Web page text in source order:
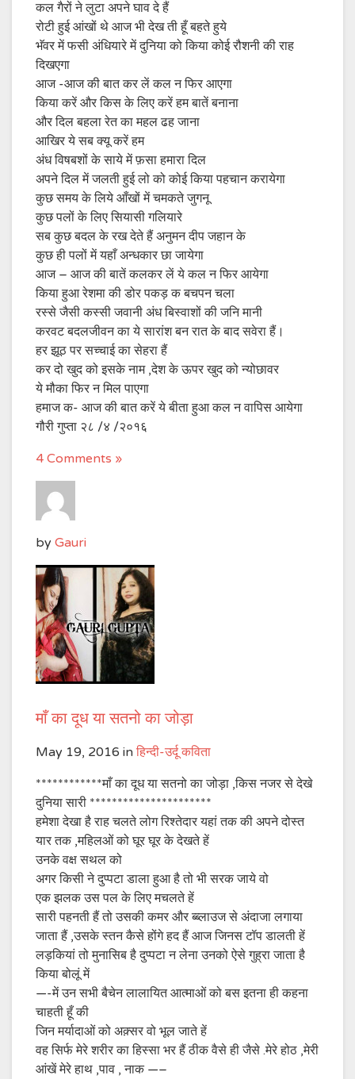
कल गैरों ने लुटा अपने घाव दे हैं
रोटी हुई आंखों थे आज भी देख ती हूँ बहते हुये
भॅवर में फसी अंधियारे में दुनिया को किया कोई रौशनी की राह
दिखएगा
आज -आज की बात कर लें कल न फिर आएगा
किया करें और किस के लिए करें हम बातें बनाना
और दिल बहला रेत का महल ढह जाना
आखिर ये सब क्यू करें हम
अंध विषबशों के साये में फ़सा हमारा दिल
अपने दिल में जलती हुई लो को कोई किया पहचान करायेगा
कुछ समय के लिये आँखों में चमकते जुगनू
कुछ पलों के लिए सियासी गलियारे
सब कुछ बदल के रख देते हैं अनुमन दीप जहान के
कुछ ही पलों में यहाँ अन्धकार छा जायेगा
आज – आज की बातें कलकर लें ये कल न फिर आयेगा
किया हुआ रेशमा की डोर पकड़ क बचपन चला
रस्से जैसी कस्सी जवानी अंध बिस्वाशों की जनि मानी
करवट बदलजीवन का ये सारांश बन रात के बाद सवेरा हैं।
हर झूठ पर सच्चाई का सेहरा हैं
कर दो खुद को इसके नाम ,देश के ऊपर खुद को न्योछावर
ये मौका फिर न मिल पाएगा
हमाज क- आज की बात करें ये बीता हुआ कल न वापिस आयेगा
गौरी गुप्ता २८ /४ /२०१६
4 Comments »
by Gauri
माँ का दूध या सतनो का जोड़ा
May 19, 2016 in हिन्दी-उर्दू कविता
************माँ का दूध या सतनो का जोड़ा ,किस नजर से देखे
दुनिया सारी **********************
हमेशा देखा है राह चलते लोग रिश्तेदार यहां तक की अपने दोस्त
यार तक ,महिलओं को घूर घूर के देखते हें
उनके वक्ष सथल को
अगर किसी ने दुप्पटा डाला हुआ है तो भी सरक जाये वो
एक झलक उस पल के लिए मचलते हें
सारी पहनती हैं तो उसकी कमर और ब्ब्लाउज से अंदाजा लगाया
जाता हैं ,उसके स्तन कैसे होंगे हद हैं आज जिनस टॉप डालती हें
लड़कियां तो मुनासिब है दुप्पटा न लेना उनको ऐसे गुह्रा जाता है
किया बोलूं में
—-में उन सभी बैचेन लालायित आत्माओं को बस इतना ही कहना
चाहती हूँ की
जिन मर्यादाओं को अक़्सर वो भूल जाते हें
वह सिर्फ मेरे शरीर का हिस्सा भर हैं ठीक वैसे ही जैसे .मेरे होठ ,मेरी
आंखें मेरे हाथ ,पाव , नाक —–